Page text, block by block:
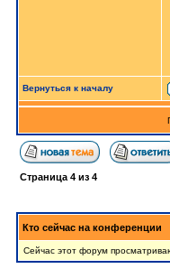
Вернуться к началу
Страница 4 из 4
Кто сейчас на конференции
Сейчас этот форум